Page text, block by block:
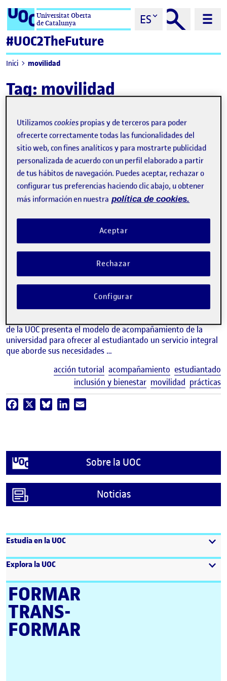
Saltar al contenidoUniversitat Oberta
de Catalunya
ES
#UOC2TheFuture
Inici movilidad
Tag: movilidad
video
Servicios que acompañan: un
modelo centrado en el
estudiante
Directora del Área de Acompañamiento y Orientación de la UOC
de la UOC presenta el modelo de acompañamiento de la
universidad para ofrecer al estudiantado un servicio integral
que aborde sus necesidades …
acción tutorial acompañamiento estudiantado
inclusión y bienestar movilidad prácticas
Facebook BlueskyLinkedIn
Sobre la UOC
Noticias
Estudia en la UOC
Explora la UOC
FORMAR
TRANS­
FORMAR
Utilizamoscookies propias y de terceros para poder
ofrecerte correctamente todas las funcionalidades del
sitio web, con fines analíticos y para mostrarte publicidad
personalizada de acuerdo con un perfil elaborado a partir
de tus hábitos de navegación. Puedes aceptar, rechazar o
configurar tus preferencias haciendo clic abajo, u obtener
más información en nuestra política de cookies.
Rechazar
Aceptar
Configurar